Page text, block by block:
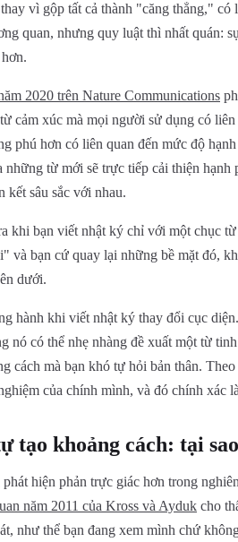
vì gộp tất cả thành "căng thẳng," có
quan, nhưng quy luật thì nhất quán:
2020 trên Nature Communications
cảm xúc mà mọi người sử dụng có
phú hơn có liên quan đến mức độ
những từ mới sẽ trực tiếp cải thiện
kết sâu sắc với nhau.
khi bạn viết nhật ký chỉ với một chục
và bạn cứ quay lại những bề mặt đó,
dưới.
hành khi viết nhật ký thay đổi cục
nó có thể nhẹ nhàng đề xuất một từ
cách mà bạn khó tự hỏi bản thân.
của chính mình, và đó chính xác
tạo khoảng cách: tại
hiện phản trực giác hơn trong
năm 2011 của Kross và Ayduk cho
như thể bạn đang xem mình chứ